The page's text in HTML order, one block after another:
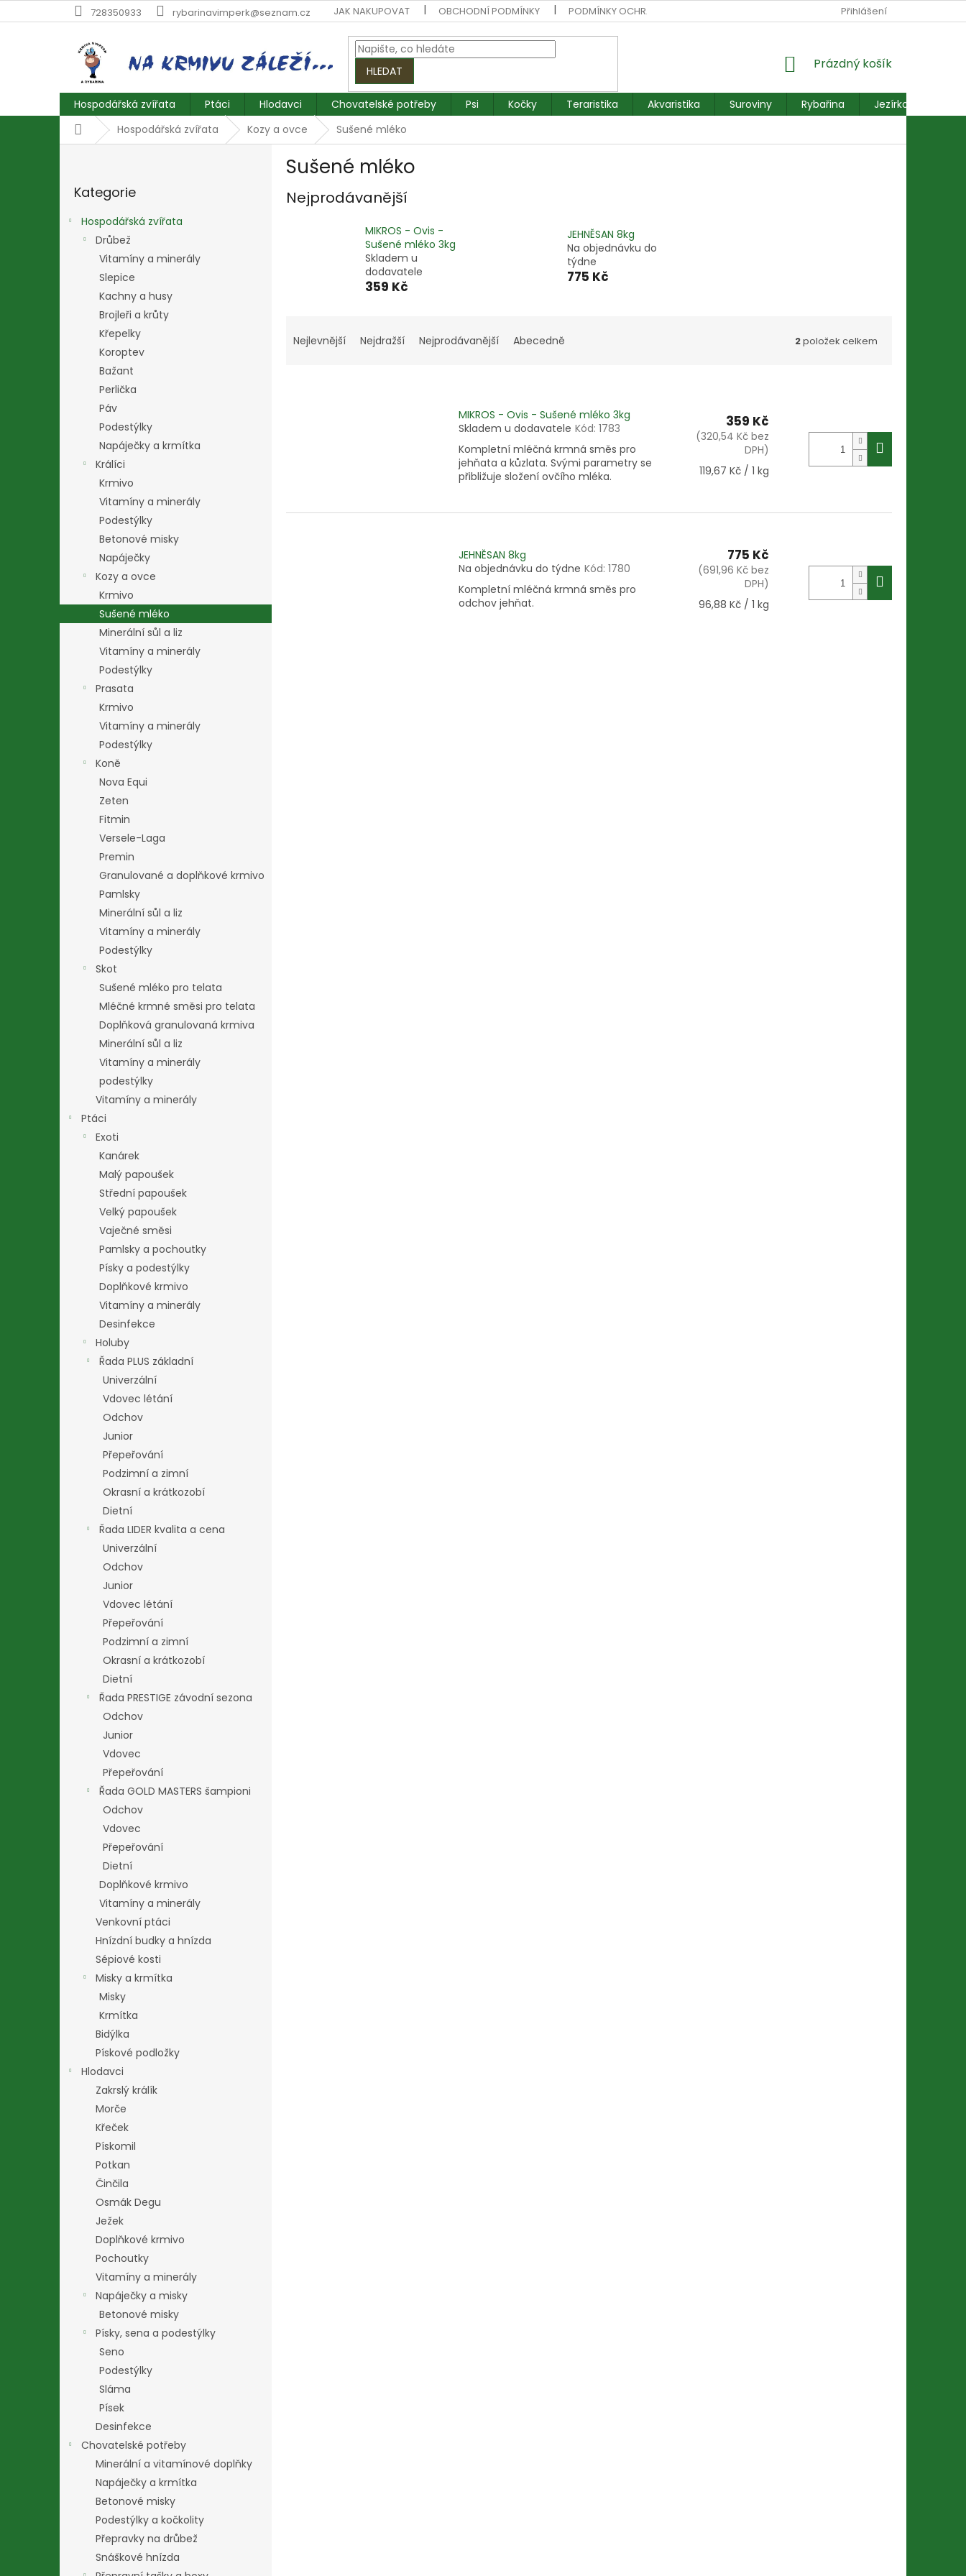
na
728350933 rybarinavimperk@seznam.cz JAK NAKUPOVAT OBCHODNÍ PODMÍNKY PODMÍNKY OCHRANY OSOBNÍCH ÚDAJŮ REKLAMACE FORMULÁŘ
Přihlášení
HLEDAT
NÁKUPNÍ
Prázdný košík
Hospodářská zvířata Ptáci Hlodavci Chovatelské potřeby Psi Kočky Teraristika Akvaristika Suroviny Rybařina
Jezírkové ryby
DomůHospodářská zvířata Kozy a ovce Sušené mléko
kategorie
Kategorie
Hospodářská zvířata
Drůbež
Vitamíny a minerály
Slepice
Kachny a husy
Brojleři a krůty
Křepelky
Koroptev
Bažant
Perlička
Páv
Podestýlky
Napáječky a krmítka
Králíci
Krmivo
Vitamíny a minerály
Podestýlky
Betonové misky
Napáječky
Kozy a ovce
Krmivo
Sušené mléko
Minerální sůl a liz
Vitamíny a minerály
Podestýlky
Prasata
Krmivo
Vitamíny a minerály
Podestýlky
Koně
Nova Equi
Zeten
Fitmin
Versele-Laga
Premin
Granulované a doplňkové krmivo
Pamlsky
Minerální sůl a liz
Vitamíny a minerály
Podestýlky
Skot
Sušené mléko pro telata
Mléčné krmné směsi pro telata
Doplňková granulovaná krmiva
Minerální sůl a liz
Vitamíny a minerály
podestýlky
Vitamíny a minerály
Ptáci
Exoti
Kanárek
Malý papoušek
Střední papoušek
Velký papoušek
Vaječné směsi
Pamlsky a pochoutky
Písky a podestýlky
Doplňkové krmivo
Vitamíny a minerály
Desinfekce
Holuby
Řada PLUS základní
Univerzální
Vdovec létání
Odchov
Junior
Přepeřování
Podzimní a zimní
Okrasní a krátkozobí
Dietní
Řada LIDER kvalita a cena
Univerzální
Odchov
Junior
Vdovec létání
Přepeřování
Podzimní a zimní
Okrasní a krátkozobí
Dietní
Řada PRESTIGE závodní sezona
Odchov
Junior
Vdovec
Přepeřování
Řada GOLD MASTERS šampioni
Odchov
Vdovec
Přepeřování
Dietní
Doplňkové krmivo
Vitamíny a minerály
Venkovní ptáci
Hnízdní budky a hnízda
Sépiové kosti
Misky a krmítka
Misky
Krmítka
Bidýlka
Pískové podložky
Hlodavci
Zakrslý králík
Morče
Křeček
Pískomil
Potkan
Činčila
Osmák Degu
Ježek
Doplňkové krmivo
Pochoutky
Vitamíny a minerály
Napáječky a misky
Betonové misky
Písky, sena a podestýlky
Seno
Podestýlky
Sláma
Písek
Desinfekce
Chovatelské potřeby
Minerální a vitamínové doplňky
Napáječky a krmítka
Betonové misky
Podestýlky a kočkolity
Přepravky na drůbež
Snáškové hnízda
Sušené mléko
Nejprodávanější
MIKROS - Ovis -
Sušené mléko 3kg
Skladem u
dodavatele
359 Kč
JEHNĚSAN 8kg
Na objednávku do
týdne
775 Kč
a
t
Nejlevnější Nejdražší Nejprodávanější Abecedně 2položek celkem
d
MIKROS - Ovis - Sušené mléko 3kg
Skladem u dodavatele Kód: 1783
Kompletní mléčná krmná směs pro
jehňata a kůzlata. Svými parametry se
přibližuje složení ovčího mléka.
359 Kč
(320,54 Kč bez
DPH)
Měrná
119,67 Kč / 1 kg
JEHNĚSAN 8kg
Na objednávku do týdne Kód: 1780
Kompletní mléčná krmná směs pro
odchov jehňat.
775 Kč
(691,96 Kč bez
DPH)
Měrná
96,88 Kč / 1 kg